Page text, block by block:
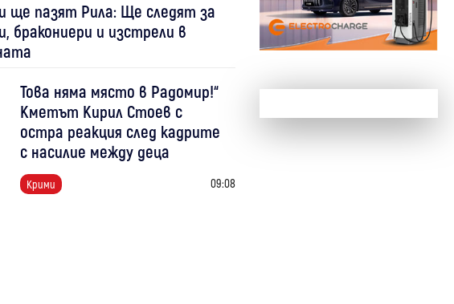
ще пазят Рила: Ще следят за
бракониери и изстрели в
Това няма място в Радомир!“
Кметът Кирил Стоев с
остра реакция след кадрите
с насилие между деца
Крими 09:08